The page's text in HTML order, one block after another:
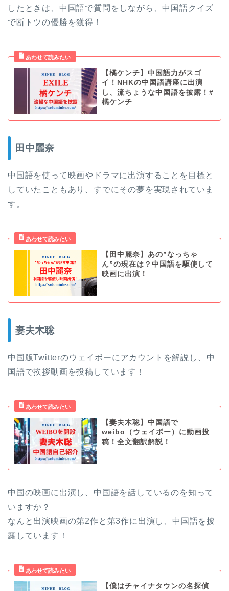
したときは、中国語で質問をしながら、中国語クイズ
で断トツの優勝を獲得！
【橘ケンチ】中国語力がスゴ
イ！NHKの中国語講座に出演
し、流ちょうな中国語を披露！#
橘ケンチ
田中麗奈
中国語を使って映画やドラマに出演することを目標と
していたこともあり、すでにその夢を実現されていま
す。
【田中麗奈】あの”なっちゃ
ん”の現在は？中国語を駆使して
映画に出演！
妻夫木聡
中国版Twitterのウェイボーにアカウントを解説し、中
国語で挨拶動画を投稿しています！
【妻夫木聡】中国語で
weibo（ウェイボー）に動画投
稿！全文翻訳解説！
中国の映画に出演し、中国語を話しているのを知って
いますか？
なんと出演映画の第2作と第3作に出演し、中国語を披
露しています！
【僕はチャイナタウンの名探偵